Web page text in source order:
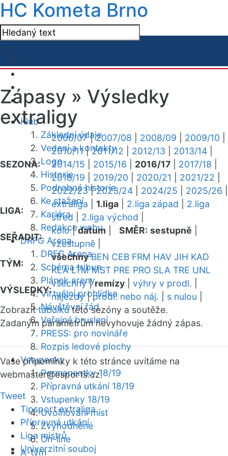
HC Kometa Brno
Klub
Základní údaje
Vedení a kontakty
Logo
Historie
Podrobná historie
Ke stažení
Kariéra
Redakce webu
DRFG Arena
DRFG Arena
Schéma tribun
Plánek areny
Virtuální prohlídka
Návštěvní řád
Veřejné bruslení
PRESS: pro novináře
Rozpis ledové plochy
Vstupenky
Permanentky 18/19
Přípravná utkání 18/19
Vstupenky 18/19
Uvolňování míst
Zvýhodněné
On-line
A-tým
Zápasy » Výsledky
extraligy
SEZONA:
2006/07|2007/08 2008/09 2009/10
2010/11|2011/12 2012/13 2013/14
2014/15
2015/16 2016/17 2017/18
2018/19
2019/20 2020/21 2021/22
2022/23|2023/24 2024/25 2025/26
LIGA:
extraliga 1.liga 2.liga západ
2.liga
střed
2.liga východ
SEŘADIT:
kolo|datum SMĚR: sestupně
vzestupně
TÝM:
všechny BEN CEB FRM HAV JIH KAD
KLA LTM MST PRE PRO SLA TRE UNL
VÝSLEDKY:
všechny|remízy výhry v prodl.
nájezdy|prodl. nebo náj. s nulou
Zobrazittabulkutéto sezóny a soutěže.
Zadaným parametrům nevyhovuje žádný zápas.
Vaše připomínky k této stránce uvítáme na
webmaster@esports.cz.
Tweet
Tipsport extraliga
Přípravná utkání
Liga mistrů
Univerzitní souboj